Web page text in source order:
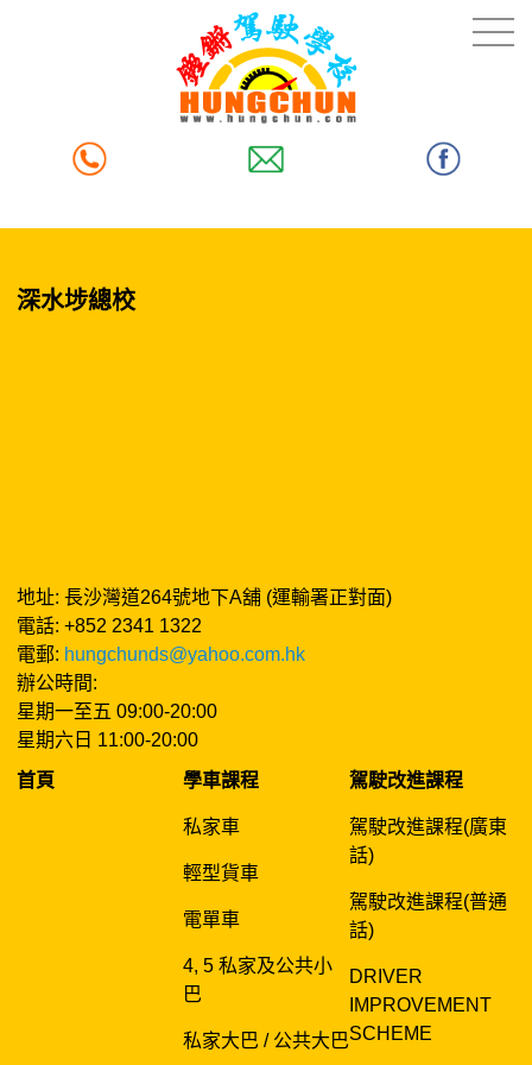
深水埗總校
地址: 長沙灣道264號地下A舖 (運輸署正對面)
電話: +852 2341 1322
電郵: hungchunds@yahoo.com.hk
辦公時間:
星期一至五 09:00-20:00
星期六日 11:00-20:00
首頁
學車課程
私家車
輕型貨車
電單車
4, 5 私家及公共小
巴
私家大巴 / 公共大巴
駕駛改進課程
駕駛改進課程(廣東
話)
駕駛改進課程(普通
話)
DRIVER
IMPROVEMENT
SCHEME